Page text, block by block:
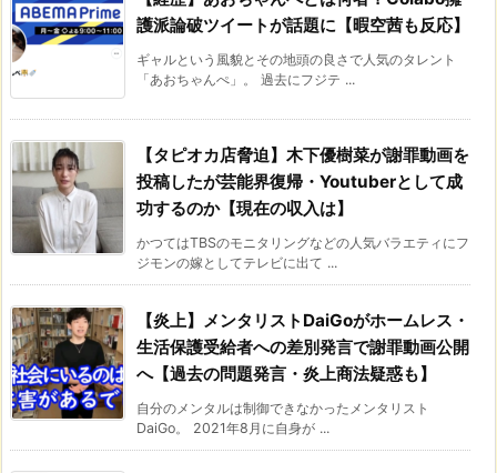
護派論破ツイートが話題に【暇空茜も反応】
ギャルという風貌とその地頭の良さで人気のタレント
「あおちゃんぺ」。 過去にフジテ ...
【タピオカ店脅迫】木下優樹菜が謝罪動画を
投稿したが芸能界復帰・Youtuberとして成
功するのか【現在の収入は】
かつてはTBSのモニタリングなどの人気バラエティにフ
ジモンの嫁としてテレビに出て ...
【炎上】メンタリストDaiGoがホームレス・
生活保護受給者への差別発言で謝罪動画公開
へ【過去の問題発言・炎上商法疑惑も】
自分のメンタルは制御できなかったメンタリスト
DaiGo。 2021年8月に自身が ...